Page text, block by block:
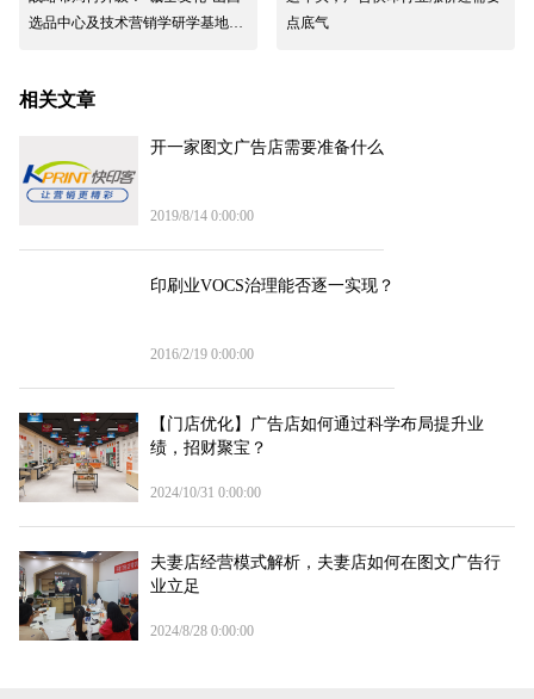
选品中心及技术营销学研学基地在
点底气
相关文章
开一家图文广告店需要准备什么
2019/8/14 0:00:00
印刷业VOCS治理能否逐一实现？
2016/2/19 0:00:00
【门店优化】广告店如何通过科学布局提升业
绩，招财聚宝？
2024/10/31 0:00:00
夫妻店经营模式解析，夫妻店如何在图文广告行
业立足
2024/8/28 0:00:00